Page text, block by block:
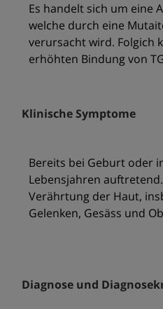
Es handelt sich um eine
welche durch eine
verursacht wird. Folgich
erhöhten Bindung von
Klinische Symptome
Bereits bei Geburt oder
Lebensjahren auftretend.
Verährtung der Haut,
Gelenken, Gesäss und
Diagnose und